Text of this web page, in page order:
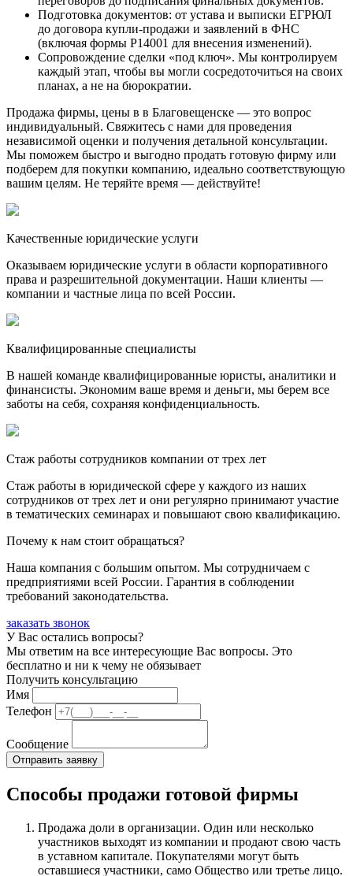
Подготовка документов: от устава и выписки ЕГРЮЛ
до договора купли-продажи и заявлений в ФНС
(включая формы Р14001 для внесения изменений).
Сопровождение сделки «под ключ». Мы контролируем
каждый этап, чтобы вы могли сосредоточиться на своих
планах, а не на бюрократии.
Продажа фирмы, цены в в Благовещенске — это вопрос
индивидуальный. Свяжитесь с нами для проведения
независимой оценки и получения детальной консультации.
Мы поможем быстро и выгодно продать готовую фирму или
подберем для покупки компанию, идеально соответствующую
вашим целям. Не теряйте время — действуйте!
Качественные юридические услуги
Оказываем юридические услуги в области корпоративного
права и разрешительной документации. Наши клиенты —
компании и частные лица по всей России.
Квалифицированные специалисты
В нашей команде квалифицированные юристы, аналитики и
финансисты. Экономим ваше время и деньги, мы берем все
заботы на себя, сохраняя конфиденциальность.
Стаж работы сотрудников компании от трех лет
Стаж работы в юридической сфере у каждого из наших
сотрудников от трех лет и они регулярно принимают участие
в тематических семинарах и повышают свою квалификацию.
Почему к нам стоит обращаться?
Наша компания с большим опытом. Мы сотрудничаем с
предприятиями всей России. Гарантия в соблюдении
требований законодательства.
заказать звонок
У Вас остались вопросы?
Мы ответим на все интересующие Вас вопросы. Это
бесплатно и ни к чему не обязывает
Получить консультацию
Имя
Телефон
Сообщение
Способы продажи готовой фирмы
Продажа доли в организации. Один или несколько
участников выходят из компании и продают свою часть
в уставном капитале. Покупателями могут быть
оставшиеся участники, само Общество или третье лицо.